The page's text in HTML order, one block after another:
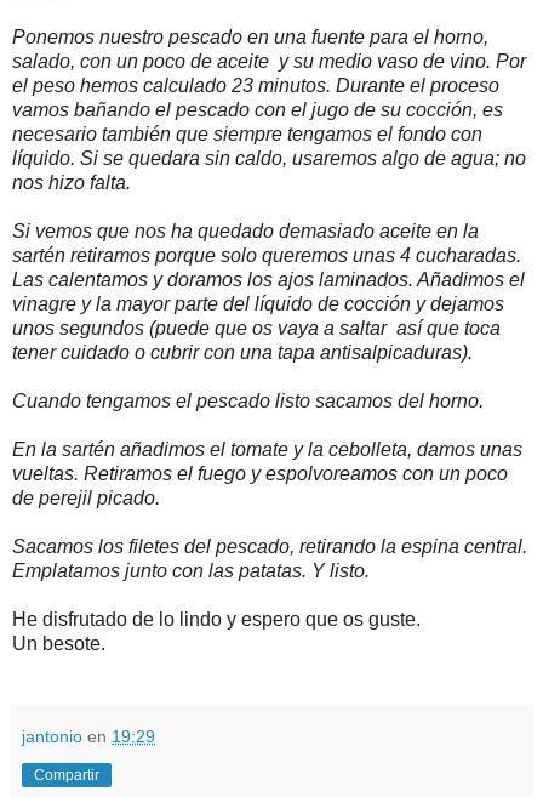
Ponemos nuestro pescado en una fuente para el horno,
salado, con un poco de aceite y su medio vaso de vino. Por
el peso hemos calculado 23 minutos. Durante el proceso
vamos bañando el pescado con el jugo de su cocción, es
necesario también que siempre tengamos el fondo con
líquido. Si se quedara sin caldo, usaremos algo de agua; no
nos hizo falta.
Si vemos que nos ha quedado demasiado aceite en la
sartén retiramos porque solo queremos unas 4 cucharadas.
Las calentamos y doramos los ajos laminados. Añadimos el
vinagre y la mayor parte del líquido de cocción y dejamos
unos segundos (puede que os vaya a saltar así que toca
tener cuidado o cubrir con una tapa antisalpicaduras).
Cuando tengamos el pescado listo sacamos del horno.
En la sartén añadimos el tomate y la cebolleta, damos unas
vueltas. Retiramos el fuego y espolvoreamos con un poco
de perejil picado.
Sacamos los filetes del pescado, retirando la espina central.
Emplatamos junto con las patatas. Y listo.
He disfrutado de lo lindo y espero que os guste.
Un besote.
jantonio en 19:29
Compartir